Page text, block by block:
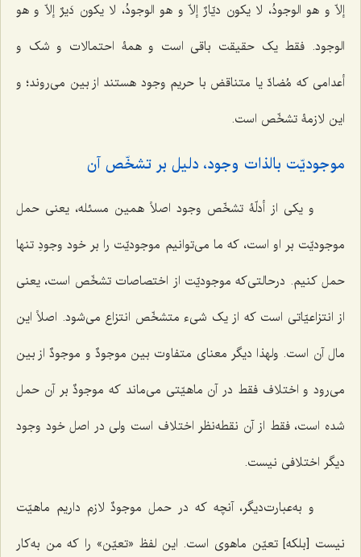
إلاّ و هو الوجودُ، لا یکون دیّارٌ إلاّ و هو الوجودُ، لا یکون دَیرٌ إلاّ و هو
الوجود. فقط یک حقیقت باقی است و همۀ احتمالات و شک و
أعدامی که مُضادّ یا متناقض با حریم وجود هستند از بین می‌روند؛ و
این لازمۀ تشخّص است.
موجودیّت بالذات وجود، دلیل بر تشخّص آن
و یکی از أدلّۀ تشخّص وجود اصلاً همین مسئله، یعنی حمل
موجودیّت بر او است، که ما می‌توانیم موجودیّت را بر خود وجودِ تنها
حمل کنیم. درحالتی‌که موجودیّت از اختصاصات تشخّص است، یعنی
از انتزاعیّاتی است که از یک شیء متشخّص انتزاع می‌شود. اصلاً این
مال آن است. ولهذا دیگر معنای متفاوت بین موجودٌ و موجودٌاز بین
می‌رود و اختلاف فقط در آن ماهیّتی می‌ماند که موجودٌبر آن حمل
شده است، فقط از آن نقطه‌نظر اختلاف است ولی در اصل خود وجود
دیگر اختلافی نیست.
و به‌عبارت‌دیگر، آنچه که در حمل موجودٌلازم داریم ماهیّت
نیست [بلکه] تعیّن ماهوی است. این لفظ «تعیّن» را که من به‌کار